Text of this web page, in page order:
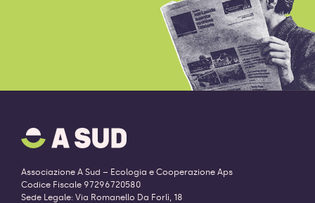
SUD
-
ritorna
alla
Associazione A Sud – Ecologia e Cooperazione Aps
Codice Fiscale 97296720580
Sede Legale: Via Romanello Da Forlì, 18